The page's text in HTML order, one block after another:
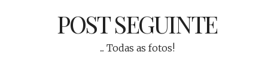
POST SEGUINTE
... Todas as fotos!